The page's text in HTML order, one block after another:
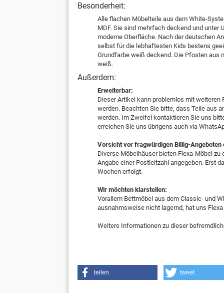
Besonderheit:
Alle flachen Möbelteile aus dem White-
MDF. Sie sind mehrfach deckend und unter
moderne Oberfläche. Nach der deutschen
selbst für die lebhaftesten Kids bestens
Grundfarbe weiß deckend. Die Pfosten aus
weiß.
Außerdem:
Erweiterbar:
Dieser Artikel kann problemlos mit weiteren
werden. Beachten Sie bitte, dass Teile aus
werden. Im Zweifel kontaktieren Sie uns
erreichen Sie uns übrigens auch via
Vorsicht vor fragwürdigen Billig-Angeboten
Diverse Möbelhäuser bieten Flexa-Möbel
Angabe einer Postleitzahl angegeben. Erst
Wochen erfolgt.
Wir möchten klarstellen:
Vorallem Bettmöbel aus dem Classic- und
ausnahmsweise nicht lagernd, hat uns
Weitere Informationen zu dieser
teilen tweet